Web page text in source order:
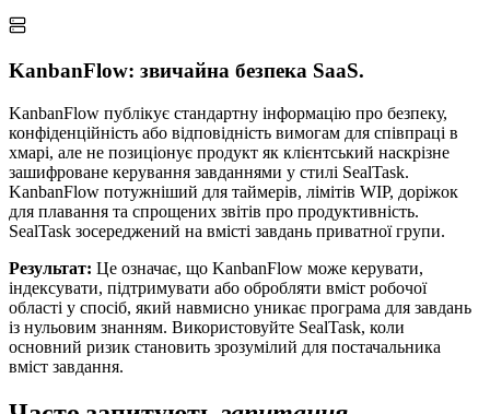
KanbanFlow: звичайна безпека SaaS.
KanbanFlow публікує стандартну інформацію про безпеку,
конфіденційність або відповідність вимогам для співпраці в
хмарі, але не позиціонує продукт як клієнтський наскрізне
зашифроване керування завданнями у стилі SealTask.
KanbanFlow потужніший для таймерів, лімітів WIP, доріжок
для плавання та спрощених звітів про продуктивність.
SealTask зосереджений на вмісті завдань приватної групи.
Результат: Це означає, що KanbanFlow може керувати,
індексувати, підтримувати або обробляти вміст робочої
області у спосіб, який навмисно уникає програма для завдань
із нульовим знанням. Використовуйте SealTask, коли
основний ризик становить зрозумілий для постачальника
вміст завдання.